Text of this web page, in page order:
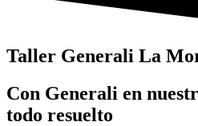
Taller Generali La
Con Generali en
todo resuelto